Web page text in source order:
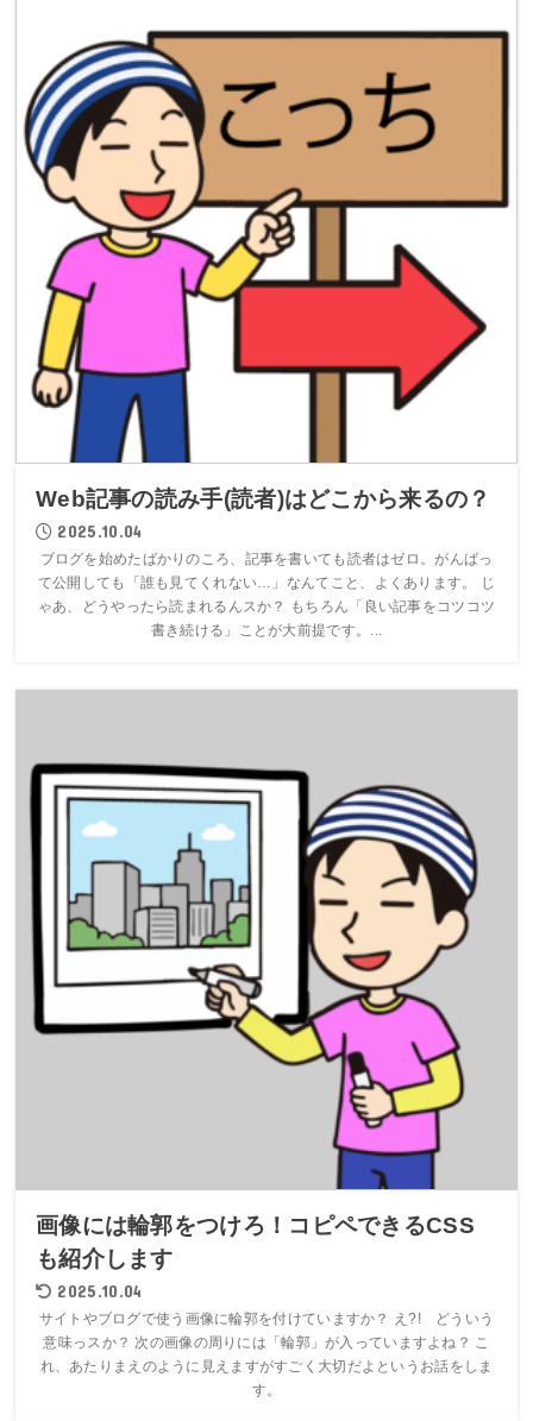
Web記事の読み手(読者)はどこから来るの？
2025.10.04
ブログを始めたばかりのころ、記事を書いても読者はゼロ。がんばっ
て公開しても「誰も見てくれない…」なんてこと、よくあります。 じ
ゃあ、どうやったら読まれるんスか？ もちろん「良い記事をコツコツ
書き続ける」ことが大前提です。...
画像には輪郭をつけろ！コピペできるCSS
も紹介します
2025.10.04
サイトやブログで使う画像に輪郭を付けていますか？ え?! どういう
意味っスか？ 次の画像の周りには「輪郭」が入っていますよね？ こ
れ、あたりまえのように見えますがすごく大切だよというお話をしま
す。